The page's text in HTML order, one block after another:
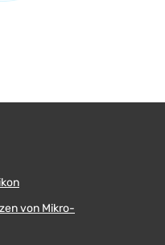
von Mikro-